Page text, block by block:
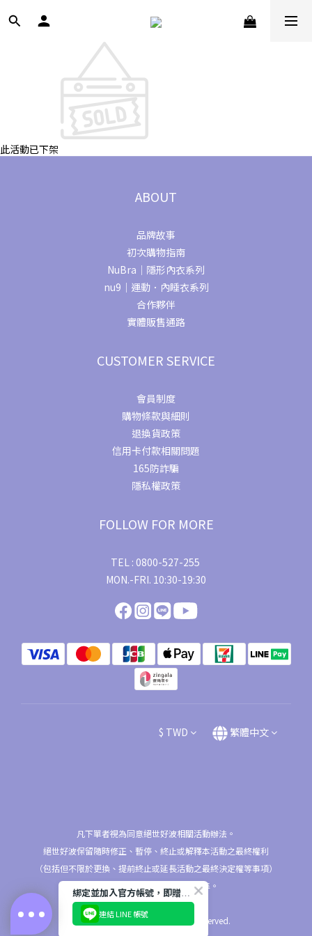
此活動已下架
ABOUT
品牌故事
初次購物指南
NuBra｜隱形內衣系列
nu9｜運動．內睡衣系列
合作夥伴
實體販售通路
CUSTOMER SERVICE
會員制度
購物條款與細則
退換貨政策
信用卡付款相關問題
165防詐騙
隱私權政策
FOLLOW FOR MORE
TEL : 0800-527-255
MON.-FRI. 10:30-19:30
$ TWD 繁體中文
凡下單者視為同意絕世好波相關活動辦法。
絕世好波保留隨時修正、暫停、終止或解釋本活動之最終權利
（包括但不限於更換、提前終止或延長活動之最終決定權等事項）
相關資訊以本活動網站公告為準。
2026 © nu9/NuBra All Rights Reserved.
綁定並加入官方帳號，即贈$50購物金
連結 LINE 帳號